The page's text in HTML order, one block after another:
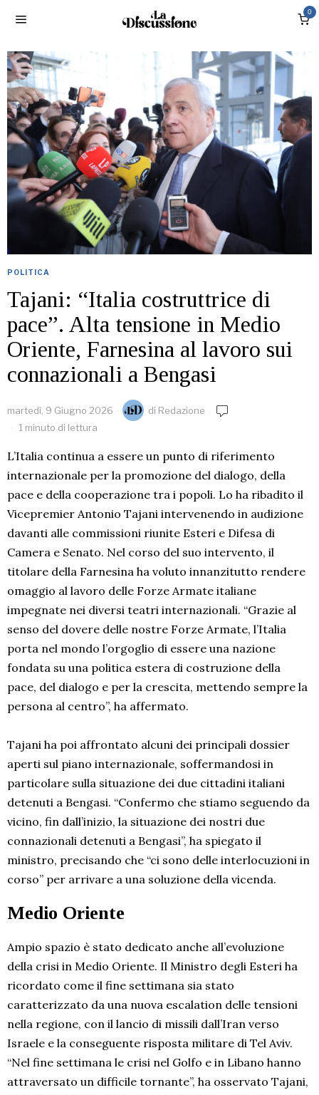
0
POLITICA
Tajani: “Italia costruttrice di
pace”. Alta tensione in Medio
Oriente, Farnesina al lavoro sui
connazionali a Bengasi
martedì, 9 Giugno 2026 di Redazione
1 minuto di lettura
L’Italia continua a essere un punto di riferimento
internazionale per la promozione del dialogo, della
pace e della cooperazione tra i popoli. Lo ha ribadito il
Vicepremier Antonio Tajani intervenendo in audizione
davanti alle commissioni riunite Esteri e Difesa di
Camera e Senato. Nel corso del suo intervento, il
titolare della Farnesina ha voluto innanzitutto rendere
omaggio al lavoro delle Forze Armate italiane
impegnate nei diversi teatri internazionali. “Grazie al
senso del dovere delle nostre Forze Armate, l’Italia
porta nel mondo l’orgoglio di essere una nazione
fondata su una politica estera di costruzione della
pace, del dialogo e per la crescita, mettendo sempre la
persona al centro”, ha affermato.
Tajani ha poi affrontato alcuni dei principali dossier
aperti sul piano internazionale, soffermandosi in
particolare sulla situazione dei due cittadini italiani
detenuti a Bengasi. “Confermo che stiamo seguendo da
vicino, fin dall’inizio, la situazione dei nostri due
connazionali detenuti a Bengasi”, ha spiegato il
ministro, precisando che “ci sono delle interlocuzioni in
corso” per arrivare a una soluzione della vicenda.
Medio Oriente
Ampio spazio è stato dedicato anche all’evoluzione
della crisi in Medio Oriente. Il Ministro degli Esteri ha
ricordato come il fine settimana sia stato
caratterizzato da una nuova escalation delle tensioni
nella regione, con il lancio di missili dall’Iran verso
Israele e la conseguente risposta militare di Tel Aviv.
“Nel fine settimana le crisi nel Golfo e in Libano hanno
attraversato un difficile tornante”, ha osservato Tajani,